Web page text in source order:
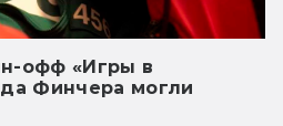
офф «Игры в
Финчера могли